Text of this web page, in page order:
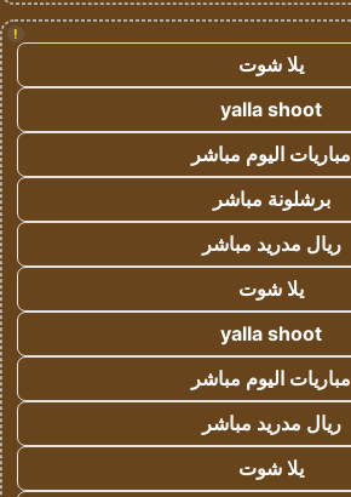
!
يلا شوت
yalla shoot
مباريات اليوم مباشر
برشلونة مباشر
ريال مدريد مباشر
يلا شوت
yalla shoot
مباريات اليوم مباشر
ريال مدريد مباشر
يلا شوت